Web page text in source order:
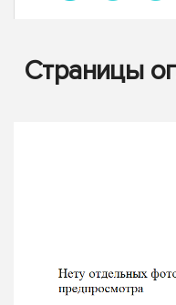
Страницы